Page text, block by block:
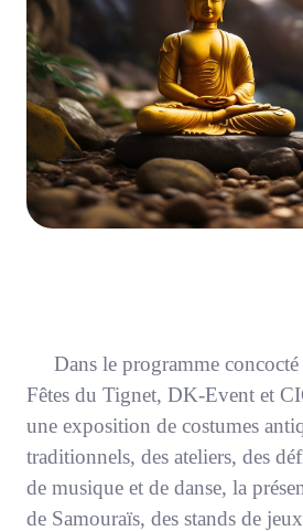
Dans le programme concocté
Fêtes du Tignet, DK-Event et
une exposition de costumes
traditionnels, des ateliers, des
de musique et de danse, la
de Samouraïs, des stands de